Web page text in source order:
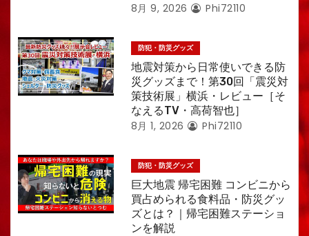
8月 9, 2026 Phi72110
防犯・防災グッズ
地震対策から日常使いできる防
災グッズまで！第30回「震災対
策技術展」横浜・レビュー［そ
なえるTV・高荷智也］
8月 1, 2026 Phi72110
防犯・防災グッズ
巨大地震 帰宅困難 コンビニから
買占められる食料品・防災グッ
ズとは？｜帰宅困難ステーショ
ンを解説